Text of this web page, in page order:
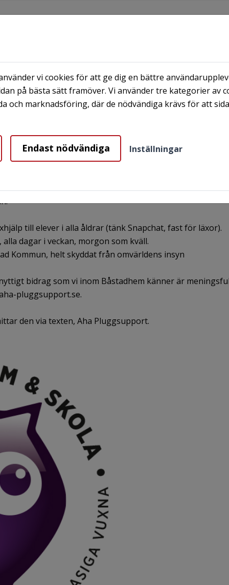
OMRÅDEN FRÅGOR OCH SVAR OM
AHA Pluggsupport i Båstad Kommun.
i Båstad
till elever i alla åldrar (tänk Snapchat, fast för läxor).
dagar i veckan, morgon som kväll.
Kommun, helt skyddat från omvärldens insyn
bidrag som vi inom Båstadhem känner är
pluggsupport.se.
den via texten, Aha Pluggsupport.
vi cookies för att ge dig en bättre
på bästa sätt framöver. Vi använder tre kategorier av
och marknadsföring, där de nödvändiga krävs för att
Endast nödvändiga Inställningar